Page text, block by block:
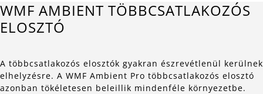
WMF AMBIENT TÖBBCSATLAKOZÓS
ELOSZTÓ
A többcsatlakozós elosztók gyakran észrevétlenül kerülnek
elhelyzésre. A WMF Ambient Pro többcsatlakozós elosztó
azonban tökéletesen beleillik mindenféle környezetbe.